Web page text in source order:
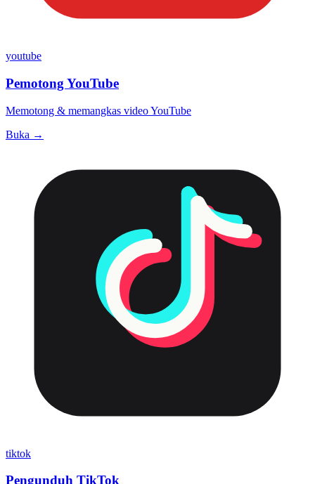
youtube
Pemotong YouTube
Memotong & memangkas video YouTube
Buka →
tiktok
Pengunduh TikTok